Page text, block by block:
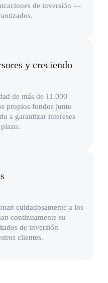
de inversión —
y creciendo
de más de 11.000
propios fondos junto
a garantizar intereses
cuidadosamente a los
continuamente su
de inversión
clientes.